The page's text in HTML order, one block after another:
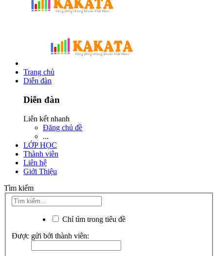
Trang chủ
Diễn đàn
Diễn đàn
Liên kết nhanh
Đăng chủ đề
...
LỚP HỌC
Thành viên
Liên hệ
Giới Thiệu
Tìm kiếm
Chỉ tìm trong tiêu đề
Được gửi bởi thành viên: